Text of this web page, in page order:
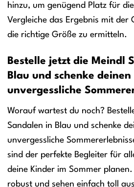
hinzu, um genügend Platz für
Vergleiche das Ergebnis mit der
die richtige Größe zu ermitteln.
Bestelle jetzt die Meindl
Blau und schenke
unvergessliche
Worauf wartest du noch?
Sandalen in Blau und schenke
unvergessliche
sind der perfekte Begleiter für
deine Kinder im Sommer
robust und sehen einfach toll